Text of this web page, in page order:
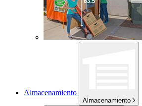
Almacenamiento
Almacenamiento